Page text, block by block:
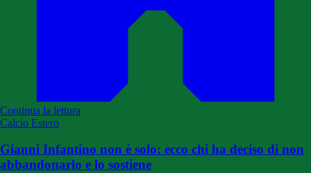
Continua la lettura
Calcio Estero
Gianni Infantino non è solo: ecco chi ha deciso di non
abbandonarlo e lo sostiene